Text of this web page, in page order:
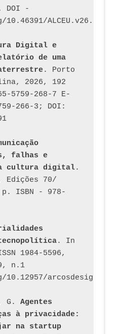
DOI -
Digital e
de uma
. Porto
2026, 192
5759-268-7 E-
266-3; DOI:
falhas e
cultura digital.
Edições 70/
ISBN - 978-
1984-5596,
n.1
G. Agentes
à privacidade:
na startup